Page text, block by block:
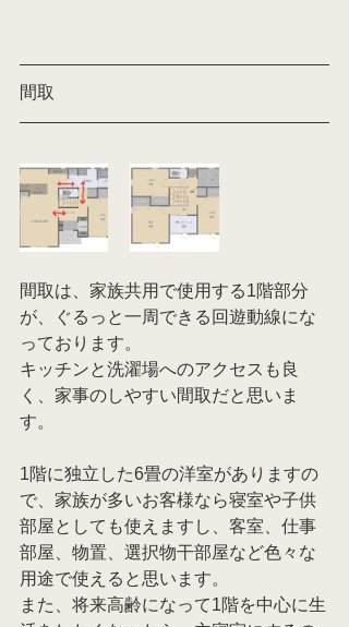
間取
間取は、家族共用で使用する1階部分
が、ぐるっと一周できる回遊動線にな
っております。
キッチンと洗濯場へのアクセスも良
く、家事のしやすい間取だと思いま
す。
1階に独立した6畳の洋室がありますの
で、家族が多いお客様なら寝室や子供
部屋としても使えますし、客室、仕事
部屋、物置、選択物干部屋など色々な
用途で使えると思います。
また、将来高齢になって1階を中心に生